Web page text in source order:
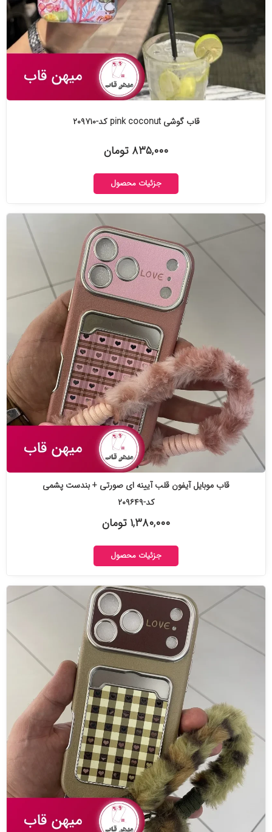
قاب گوشی pink coconut کد-۲۰۹۷۱۰
۸۳۵,۰۰۰ تومان
جزئیات محصول
قاب موبایل آیفون قلب آیینه ای صورتی + بندست پشمی
کد-۲۰۹۶۴۹
۱,۳۸۰,۰۰۰ تومان
جزئیات محصول